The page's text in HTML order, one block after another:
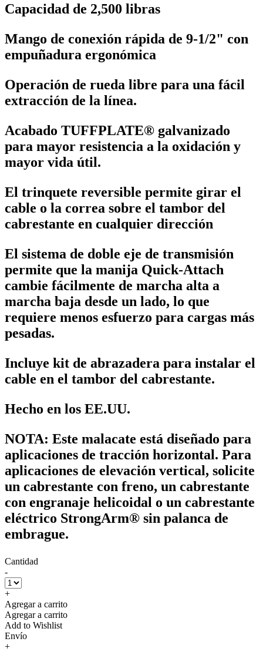
Capacidad de 2,500 libras
Mango de conexión rápida de 9-1/2" con
empuñadura ergonómica
Operación de rueda libre para una fácil
extracción de la línea.
Acabado TUFFPLATE® galvanizado
para mayor resistencia a la oxidación y
mayor vida útil.
El trinquete reversible permite girar el
cable o la correa sobre el tambor del
cabrestante en cualquier dirección
El sistema de doble eje de transmisión
permite que la manija Quick-Attach
cambie fácilmente de marcha alta a
marcha baja desde un lado, lo que
requiere menos esfuerzo para cargas más
pesadas.
Incluye kit de abrazadera para instalar el
cable en el tambor del cabrestante.
Hecho en los EE.UU.
NOTA: Este malacate está diseñado para
aplicaciones de tracción horizontal. Para
aplicaciones de elevación vertical, solicite
un cabrestante con freno, un cabrestante
con engranaje helicoidal o un cabrestante
eléctrico StrongArm® sin palanca de
embrague.
Cantidad
-
+
Agregar a carrito
Agregar a carrito
Add to Wishlist
Envío
+